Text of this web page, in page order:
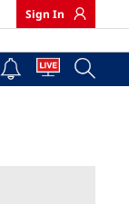
Sign In